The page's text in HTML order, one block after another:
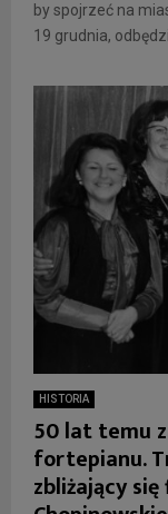
by spojrzeć na
19 grudnia,
HISTORIA
50 lat temu
fortepianu.
zbliżający